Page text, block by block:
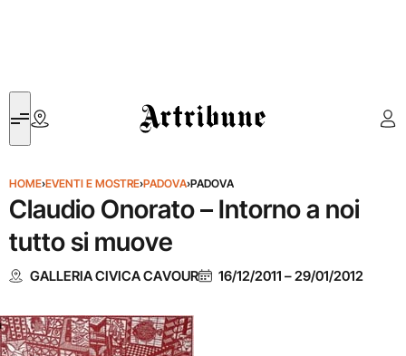
Artribune
HOME›EVENTI E MOSTRE›PADOVA›PADOVA
Claudio Onorato – Intorno a noi
tutto si muove
GALLERIA CIVICA CAVOUR 16/12/2011 –29/01/2012